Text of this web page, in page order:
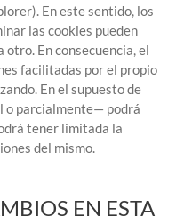
En este sentido, los
las cookies pueden
En consecuencia, el
facilitadas por el propio
En el supuesto de
o parcialmente— podrá
tener limitada la
del mismo.
EN ESTA